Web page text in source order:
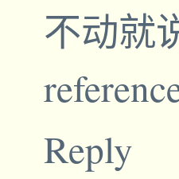
不动就
Reply